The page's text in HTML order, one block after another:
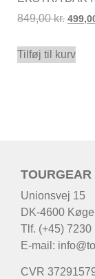
849,00kr.
Tilføj til kurv
Unionsvej 15
DK-4600 Køge
Tlf. (+45) 7230
E-mail:
CVR